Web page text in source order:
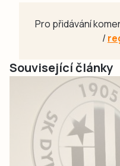
Pro přidávání
/
Související články